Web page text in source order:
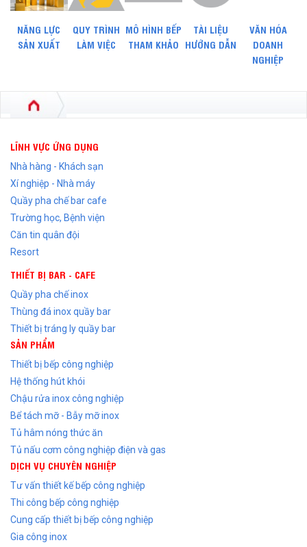
NĂNG LỰC
SẢN XUẤT
QUY TRÌNH
LÀM VIỆC
MÔ HÌNH BẾP
THAM KHẢO
TÀI LIỆU
HƯỚNG DẪN
VĂN HÓA
DOANH
NGHIỆP
LĨNH VỰC ỨNG DỤNG
Nhà hàng - Khách sạn
Xí nghiệp - Nhà máy
Quầy pha chế bar cafe
Trường học, Bệnh viện
Căn tin quân đội
Resort
THIẾT BỊ BAR - CAFE
Quầy pha chế inox
Thùng đá inox quầy bar
Thiết bị tráng ly quầy bar
SẢN PHẨM
Thiết bị bếp công nghiệp
Hệ thống hút khói
Chậu rửa inox công nghiệp
Bể tách mỡ - Bẫy mỡ inox
Tủ hâm nóng thức ăn
Tủ nấu cơm công nghiệp điện và gas
DỊCH VỤ CHUYÊN NGHIỆP
Tư vấn thiết kế bếp công nghiệp
Thi công bếp công nghiệp
Cung cấp thiết bị bếp công nghiệp
Gia công inox